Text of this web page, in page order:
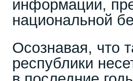
информации,
национальной
Осознавая, что
республики